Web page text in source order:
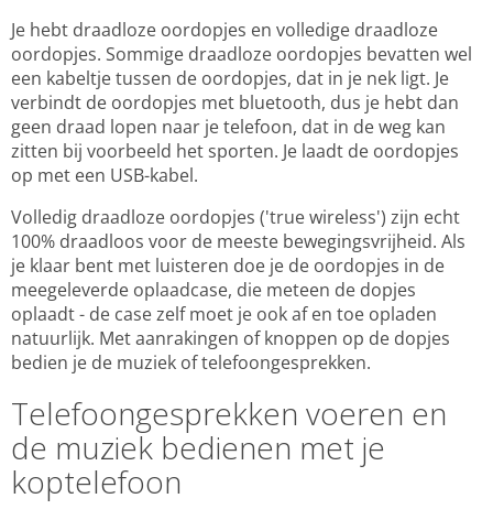
Je hebt draadloze oordopjes en volledige draadloze
oordopjes. Sommige draadloze oordopjes bevatten wel
een kabeltje tussen de oordopjes, dat in je nek ligt. Je
verbindt de oordopjes met bluetooth, dus je hebt dan
geen draad lopen naar je telefoon, dat in de weg kan
zitten bij voorbeeld het sporten. Je laadt de oordopjes
op met een USB-kabel.
Volledig draadloze oordopjes ('true wireless') zijn echt
100% draadloos voor de meeste bewegingsvrijheid. Als
je klaar bent met luisteren doe je de oordopjes in de
meegeleverde oplaadcase, die meteen de dopjes
oplaadt - de case zelf moet je ook af en toe opladen
natuurlijk. Met aanrakingen of knoppen op de dopjes
bedien je de muziek of telefoongesprekken.
Telefoongesprekken voeren en
de muziek bedienen met je
koptelefoon